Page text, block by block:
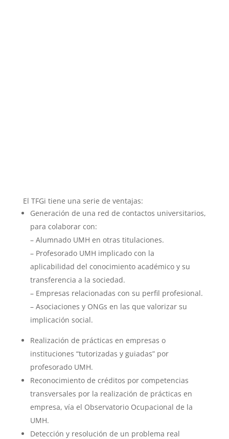
El TFGi tiene una serie de ventajas:
Generación de una red de contactos universitarios,
para colaborar con:
– Alumnado UMH en otras titulaciones.
– Profesorado UMH implicado con la
aplicabilidad del conocimiento académico y su
transferencia a la sociedad.
– Empresas relacionadas con su perfil profesional.
– Asociaciones y ONGs en las que valorizar su
implicación social.
Realización de prácticas en empresas o
instituciones “tutorizadas y guiadas” por
profesorado UMH.
Reconocimiento de créditos por competencias
transversales por la realización de prácticas en
empresa, vía el Observatorio Ocupacional de la
UMH.
Detección y resolución de un problema real